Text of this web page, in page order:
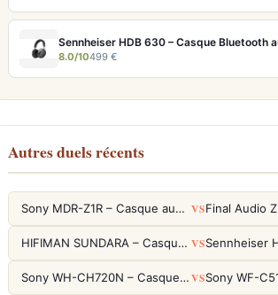
8.0/10499 €
Autres duels récents
Sony MDR-Z1R – Casque audiophile fermé haute résolution VS
HIFIMAN SUNDARA – Casque Planar Magnetic Ouvert Over-Ear Audiophile VS
Sony WH-CH720N – Casque ANC 35h, Ultra-léger (192g) avec Processeur V1 VS